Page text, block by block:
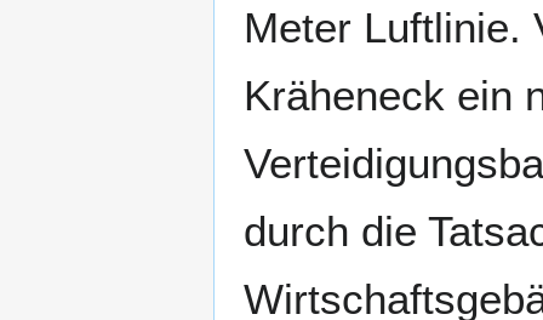
Meter Luftlinie.
Kräheneck ein
durch die